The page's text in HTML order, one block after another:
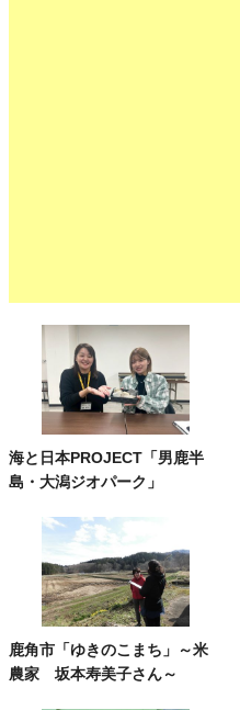
海と日本PROJECT「男鹿半
島・大潟ジオパーク」
鹿角市「ゆきのこまち」～米
農家 坂本寿美子さん～